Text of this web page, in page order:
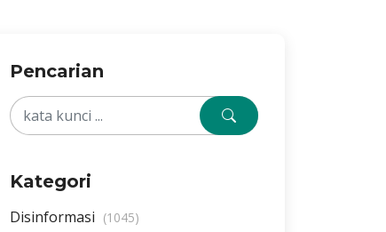
Pencarian
Kategori
Disinformasi (1045)